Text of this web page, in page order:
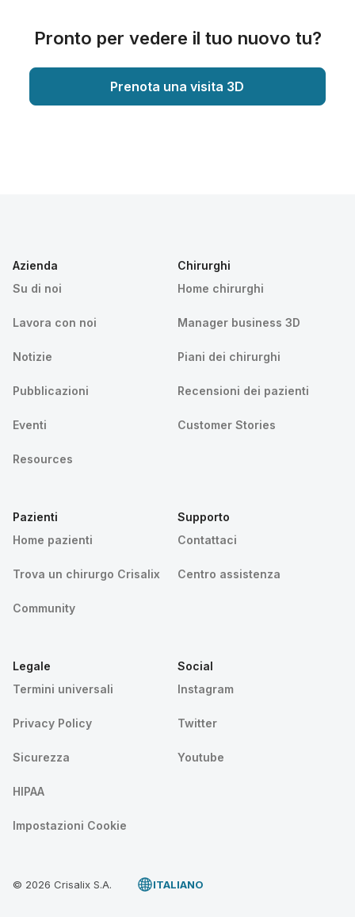
Pronto per vedere il tuo nuovo tu?
Prenota una visita 3D
Azienda
Su di noi
Lavora con noi
Notizie
Pubblicazioni
Eventi
Resources
Chirurghi
Home chirurghi
Manager business 3D
Piani dei chirurghi
Recensioni dei pazienti
Customer Stories
Pazienti
Home pazienti
Trova un chirurgo Crisalix
Community
Supporto
Contattaci
Centro assistenza
Legale
Termini universali
Privacy Policy
Sicurezza
HIPAA
Impostazioni Cookie
Social
Instagram
Twitter
Youtube
© 2026 Crisalix S.A. ITALIANO